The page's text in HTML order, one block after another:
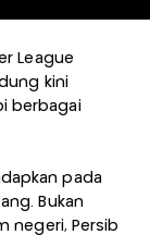
League
kini
berbagai
pada
Bukan
negeri, Persib